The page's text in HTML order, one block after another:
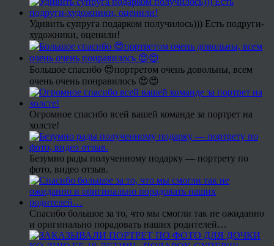
Удивить супруга подарком получилось))) Есть подруги-
художники, оценили!
Большое спасибо 😍портретом очень довольны, всем
очень очень понравилось 😍😍
Огромное спасибо всей вашей команде за портрет на
холсте!
Безумно рады полученному подарку — портрету по
фото, видео отзыв.
Спасибо большое за то, что мы смогли так не ожиданно
и оригинально порадовать наших родителей…